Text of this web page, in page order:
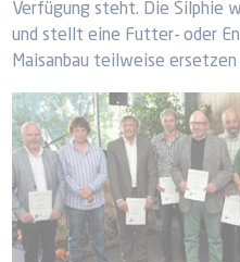
Verfügung steht. Die Silphie
und stellt eine Futter- oder
Maisanbau teilweise ersetzen